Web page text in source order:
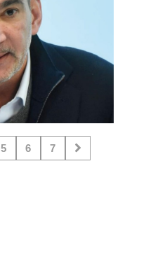
5 6 7